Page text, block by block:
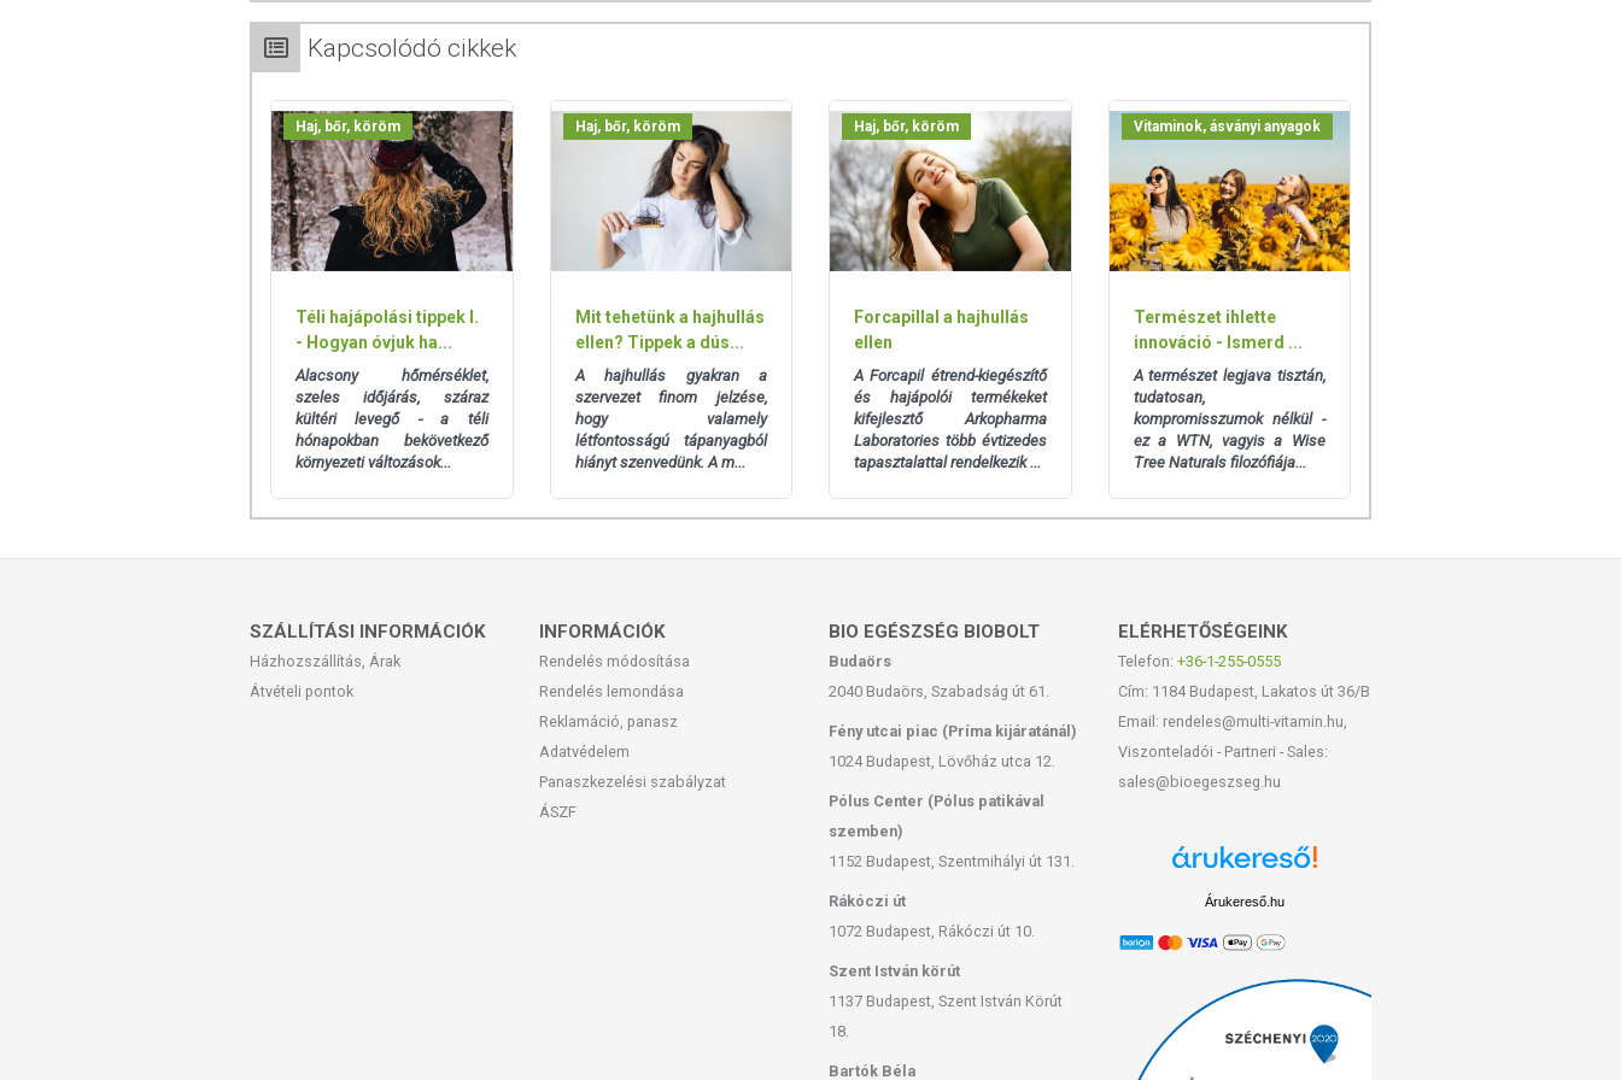
A termék nem gyógyít betegségeket! A termék nem az orvosi kezelés helyettesítésére
alkalmas! Betegség esetén használatát beszélje meg kezelőorvosával. Az ajánlott napi
fogyasztási mennyiséget ne lépje túl! Ne szedje a készítményt, ha az összetevők bármelyikére
Kapcsolódó cikkek
Haj, bőr, köröm
Téli hajápolási tippek I.
- Hogyan óvjuk ha...
Alacsony hőmérséklet,
szeles időjárás, száraz
kültéri levegő - a téli
hónapokban bekövetkező
környezeti változások...
Haj, bőr, köröm
Mit tehetünk a hajhullás
ellen? Tippek a dús...
A hajhullás gyakran a
szervezet finom jelzése,
hogy valamely
létfontosságú tápanyagból
hiányt szenvedünk. A m...
Haj, bőr, köröm
Forcapillal a hajhullás
ellen
A Forcapil étrend-kiegészítő
és hajápolói termékeket
kifejlesztő Arkopharma
Laboratories több évtizedes
tapasztalattal rendelkezik ...
Vitaminok, ásványi anyagok
Természet ihlette
innováció - Ismerd ...
A természet legjava tisztán,
tudatosan,
kompromisszumok nélkül -
ez a WTN, vagyis a Wise
Tree Naturals filozófiája...
SZÁLLÍTÁSI INFORMÁCIÓK
Házhozszállítás, Árak
Átvételi pontok
INFORMÁCIÓK
Rendelés módosítása
Rendelés lemondása
Reklamáció, panasz
Adatvédelem
Panaszkezelési szabályzat
ÁSZF
BIO EGÉSZSÉG BIOBOLT
Budaörs
2040 Budaörs, Szabadság út 61.
Fény utcai piac (Príma kijáratánál)
1024 Budapest, Lövőház utca 12.
Pólus Center (Pólus patikával
szemben)
1152 Budapest, Szentmihályi út 131.
Rákóczi út
1072 Budapest, Rákóczi út 10.
Szent István körút
1137 Budapest, Szent István Körút
18.
Bartók Béla
ELÉRHETŐSÉGEINK
Telefon: +36-1-255-0555
Cím: 1184 Budapest, Lakatos út 36/B
Email: rendeles@multi-vitamin.hu,
Viszonteladói - Partneri - Sales:
sales@bioegeszseg.hu
Árukereső.hu